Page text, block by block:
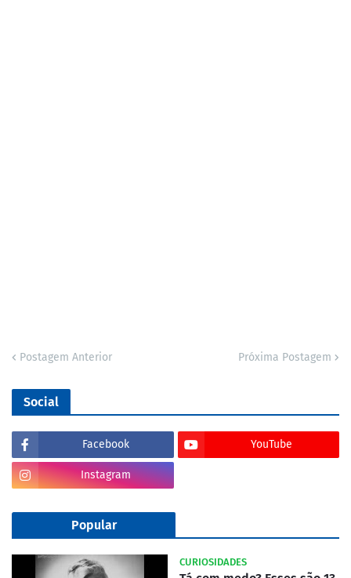
Postagem Anterior Próxima Postagem
Social
Facebook YouTube
Instagram
Popular
CURIOSIDADES